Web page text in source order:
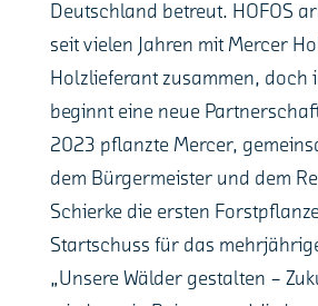
Deutschland betreut. HOFOS
seit vielen Jahren mit Mercer
Holzlieferant zusammen, doch
beginnt eine neue
2023 pflanzte Mercer,
dem Bürgermeister und dem
Schierke die ersten
Startschuss für das
„Unsere Wälder gestalten –